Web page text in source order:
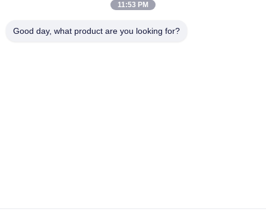
Town, distretto di Nanhai, città di Foshan
11:53 PM
Good day, what product are you looking for?